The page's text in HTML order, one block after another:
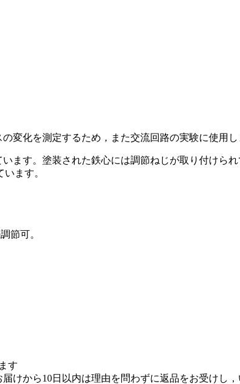
変化を測定するため，また交流回路の実験に使用し
ます。塗装された鉄心には調節ねじが取り付けら
ます。
節可。
す
けから10日以内は理由を問わずに返品をお受けし